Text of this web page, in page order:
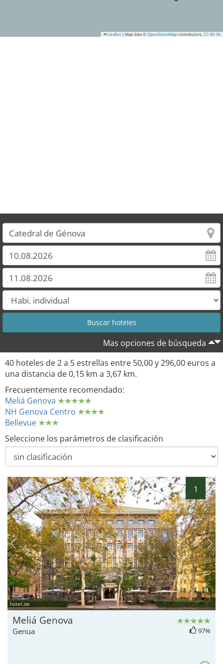
Leaflet | Map data © OpenStreetMap contributors, CC-BY-SA
Mas opciones de búsqueda
40 hoteles de 2 a 5 estrellas entre 50,00 y 296,00 euros a
una distancia de 0,15 km a 3,67 km.
Frecuentemente recomendado:
Meliá Genova
NH Genova Centro
Bellevue
Seleccione los parámetros de clasificación
1
hotel.de
Meliá Genova
Genua 97%